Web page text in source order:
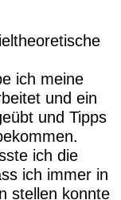
ich meine
und ein
und Tipps
ich die
ich immer in
stellen konnte